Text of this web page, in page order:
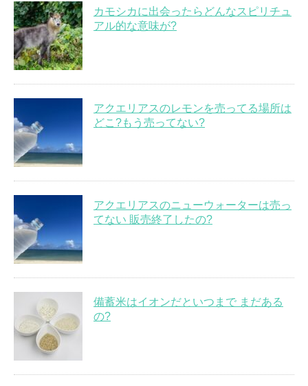
カモシカに出会ったらどんなスピリチュ
アル的な意味が?
アクエリアスのレモンを売ってる場所は
どこ?もう売ってない?
アクエリアスのニューウォーターは売っ
てない 販売終了したの?
備蓄米はイオンだといつまで まだある
の?